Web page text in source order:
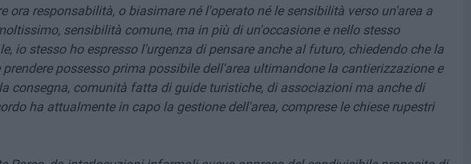
ora responsabilità, o biasimare né l'operato né le sensibilità verso un'area a
sensibilità comune, ma in più di un'occasione e nello stesso
io stesso ho espresso l'urgenza di pensare anche al futuro, chiedendo che la
possesso prima possibile dell'area ultimandone la cantierizzazione e
consegna, comunità fatta di guide turistiche, di associazioni ma anche di
ha attualmente in capo la gestione dell'area, comprese le chiese rupestri